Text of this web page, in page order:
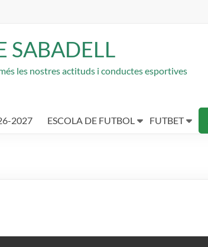
SABADELL
les nostres actituds i conductes esportives
2027 ESCOLA DE FUTBOL FUTBET